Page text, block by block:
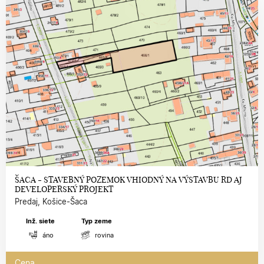
ŠACA - STAVEBNÝ POZEMOK VHIODNÝ NA VÝSTAVBU RD AJ
DEVELOPERSKÝ PROJEKT
Predaj, Košice-Šaca
Inž. siete
áno
Typ zeme
rovina